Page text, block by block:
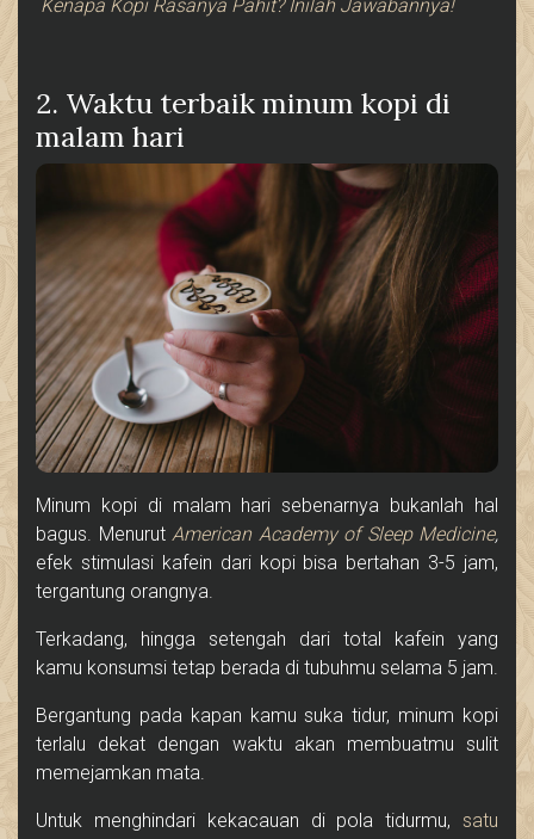
Kenapa Kopi Rasanya Pahit? Inilah Jawabannya!
2. Waktu terbaik minum kopi di
malam hari
Minum kopi di malam hari sebenarnya bukanlah hal
bagus. Menurut American Academy of Sleep Medicine,
efek stimulasi kafein dari kopi bisa bertahan 3-5 jam,
tergantung orangnya.
Terkadang, hingga setengah dari total kafein yang
kamu konsumsi tetap berada di tubuhmu selama 5 jam.
Bergantung pada kapan kamu suka tidur, minum kopi
terlalu dekat dengan waktu akan membuatmu sulit
memejamkan mata.
Untuk menghindari kekacauan di pola tidurmu, satu